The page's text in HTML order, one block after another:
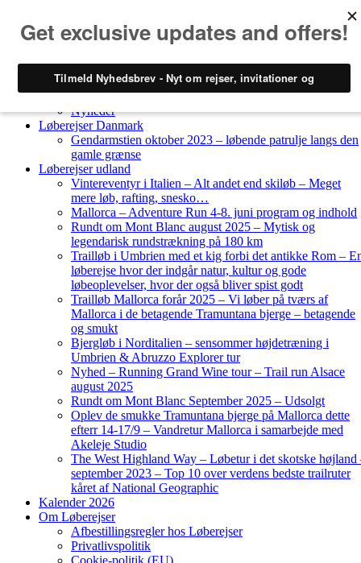
Løberejser
Nyheder
Løberejser Danmark
Gendarmstien oktober 2023 – løbende patrulje langs den
gamle grænse
Løberejser udland
Vintereventyr i Italien – Alt andet end skiløb – Meget
mere løb, rafting, snesko…
Mallorca – Adventure Run 4-8. juni program og indhold
Rundt om Mont Blanc august 2025 – Mytisk og
legendarisk rundstrækning på 180 km
Trailløb i Umbrien med et kig forbi det antikke Rom –
løberejse hvor der indgår natur, kultur og gode
løbeoplevelser, hvor der også bliver spist godt
Trailløb Mallorca forår 2025 – Vi løber på tværs af
Mallorca i de betagende Tramuntana bjerge – betagende
og smukt
Bjergløb i Norditalien – sensommer højdetræning i
Umbrien & Abruzzo Explorer tur
Nyhed – Running Grand Wine tour – Trail run Alsace
august 2025
Rundt om Mont Blanc September 2025 – Udsolgt
Oplev de smukke Tramuntana bjerge på Mallorca dette
efterr 14-17/9 – Vandretur Mallorca i samarbejde med
Akeleje Studio
The West Highland Way – Løbetur i det skotske højland
september 2023 – Top 10 over verdens bedste trailruter
kåret af National Geographic
Kalender 2026
Om Løberejser
Afbestillingsregler hos Løberejser
Privatlivspolitik
Cookie-politik (EU)